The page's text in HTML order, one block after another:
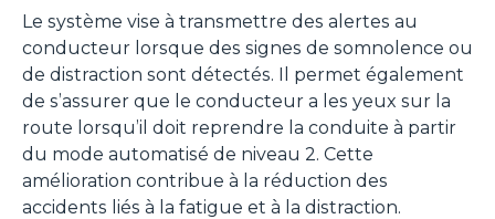
Le système vise à transmettre des alertes au
conducteur lorsque des signes de somnolence ou
de distraction sont détectés. Il permet également
de s’assurer que le conducteur a les yeux sur la
route lorsqu’il doit reprendre la conduite à partir
du mode automatisé de niveau 2. Cette
amélioration contribue à la réduction des
accidents liés à la fatigue et à la distraction.